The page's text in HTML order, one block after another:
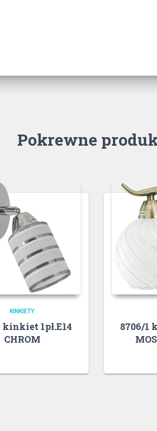
Pokrewne
KINKIETY
kinkiet 1pł.E14
CHROM
8706/1